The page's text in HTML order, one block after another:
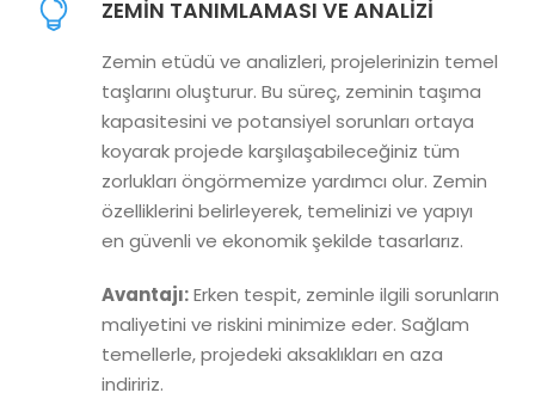
ZEMIN TANIMLAMASI VE ANALIZI
Zemin etüdü ve analizleri, projelerinizin temel
taşlarını oluşturur. Bu süreç, zeminin taşıma
kapasitesini ve potansiyel sorunları ortaya
koyarak projede karşılaşabileceğiniz tüm
zorlukları öngörmemize yardımcı olur. Zemin
özelliklerini belirleyerek, temelinizi ve yapıyı
en güvenli ve ekonomik şekilde tasarlarız.
Avantajı:Erken tespit, zeminle ilgili sorunların
maliyetini ve riskini minimize eder. Sağlam
temellerle, projedeki aksaklıkları en aza
indiririz.